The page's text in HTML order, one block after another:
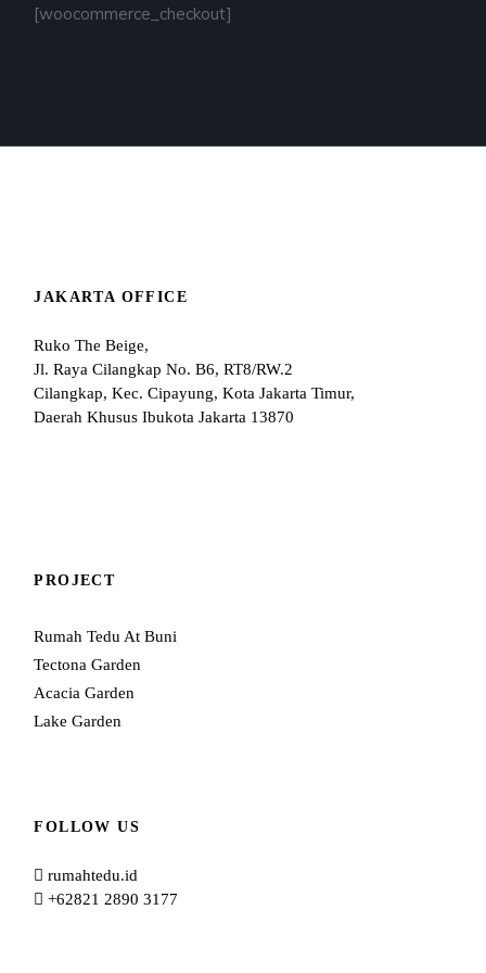
[woocommerce_checkout]
JAKARTA OFFICE
Ruko The Beige,
Jl. Raya Cilangkap No. B6, RT8/RW.2
Cilangkap, Kec. Cipayung, Kota Jakarta Timur,
Daerah Khusus Ibukota Jakarta 13870
PROJECT
Rumah Tedu At Buni
Tectona Garden
Acacia Garden
Lake Garden
FOLLOW US
rumahtedu.id
+62821 2890 3177